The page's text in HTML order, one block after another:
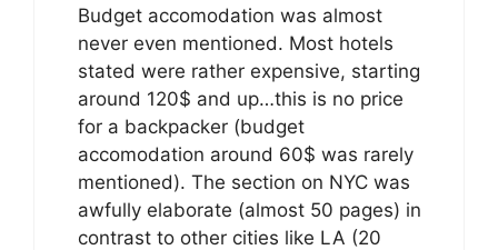
Budget accomodation was almost
never even mentioned. Most hotels
stated were rather expensive, starting
around 120$ and up…this is no price
for a backpacker (budget
accomodation around 60$ was rarely
mentioned). The section on NYC was
awfully elaborate (almost 50 pages) in
contrast to other cities like LA (20